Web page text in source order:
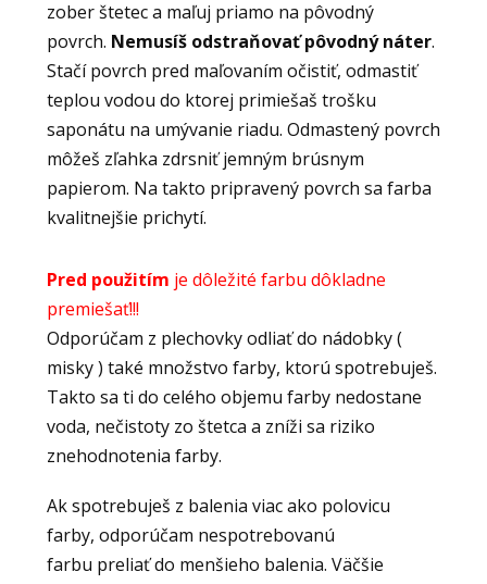
zober štetec a maľuj priamo na pôvodný
povrch. Nemusíš odstraňovať pôvodný náter.
Stačí povrch pred maľovaním očistiť, odmastiť
teplou vodou do ktorej primiešaš trošku
saponátu na umývanie riadu. Odmastený povrch
môžeš zľahka zdrsniť jemným brúsnym
papierom. Na takto pripravený povrch sa farba
kvalitnejšie prichytí.
Pred použitím je dôležité farbu dôkladne
premiešať!!!
Odporúčam z plechovky odliať do nádobky (
misky ) také množstvo farby, ktorú spotrebuješ.
Takto sa ti do celého objemu farby nedostane
voda, nečistoty zo štetca a zníži sa riziko
znehodnotenia farby.
Ak spotrebuješ z balenia viac ako polovicu
farby, odporúčam nespotrebovanú
farbu preliať do menšieho balenia. Väčšie